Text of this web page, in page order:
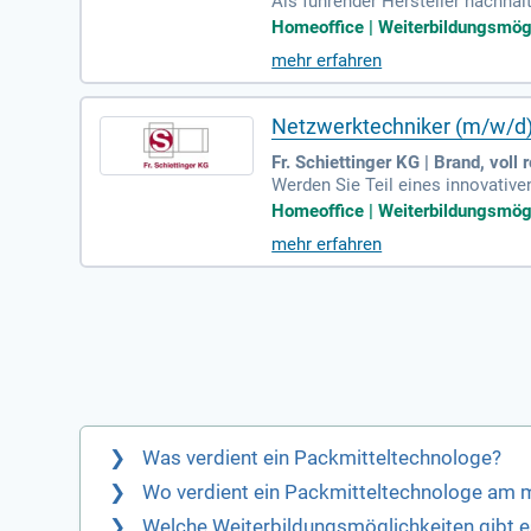
n einen Netzwerktechniker (m/
etzwerkinfrastruktur. Unser
wenn Sie über die
unft der IT mit uns gemeinsam!
Homeoffice |
mehr erfahren
Netzwerktechniker (m/w/d)
Fr. Schiettinger KG | Brand, voll
Werden Sie Teil eines
bilität und technischer
Homeoffice |
mehr erfahren
Was verdient ein Packmitteltechnologe?
Wo verdient ein Packmitteltechnologe am